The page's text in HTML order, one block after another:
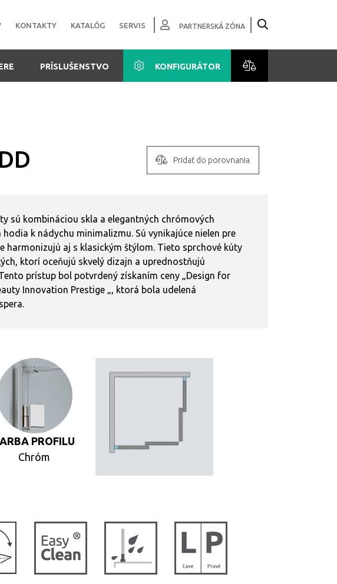
KONTAKTY KATALÓG SERVIS PARTNERSKÁ ZÓNA
PRÍSLUŠENSTVO KONFIGURÁTOR
Pridať do porovnania
sú kombináciou skla a elegantných chrómových
k nádychu minimalizmu. Sú vynikajúce nielen pre
harmonizujú aj s klasickým štýlom. Tieto sprchové kúty
ktorí oceňujú skvelý dizajn a uprednostňujú
prístup bol potvrdený získaním ceny „Design for
Innovation Prestige „, ktorá bola udelená
PROFILU
Chróm